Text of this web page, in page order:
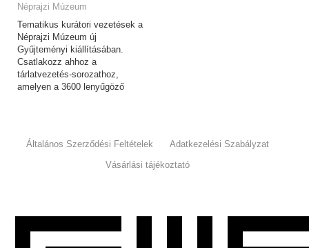
Néprajzi Múzeum
Tematikus kurátori vezetések a
Néprajzi Múzeum új
Gyűjteményi kiállításában.
Csatlakozz ahhoz a
tárlatvezetés-sorozathoz,
amelyen a 3600 lenyűgöző
Általános Szerződési Feltételek
Adatkezelési Szabályzat
Vásárlási tájékoztató